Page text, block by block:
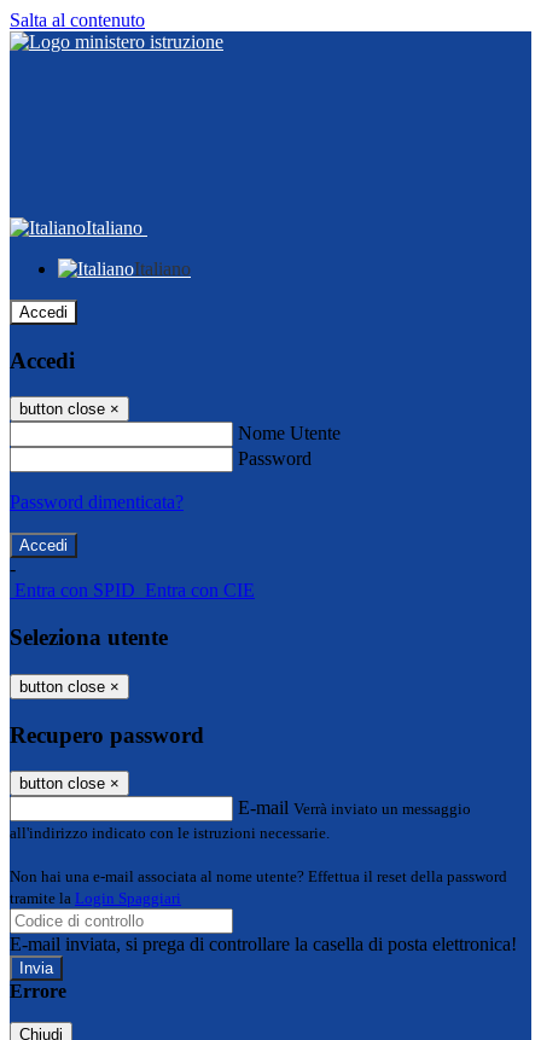
Salta al contenuto
Italiano
Italiano
Accedi
Accedi
button close ×
Nome Utente
Password
Password dimenticata?
-
Entra con SPID Entra con CIE
Seleziona utente
button close ×
Recupero password
button close ×
E-mail Verrà inviato un messaggio
all'indirizzo indicato con le istruzioni necessarie.
Non hai una e-mail associata al nome utente? Effettua il reset della password
tramite la Login Spaggiari
E-mail inviata, si prega di controllare la casella di posta elettronica!
Errore
Chiudi